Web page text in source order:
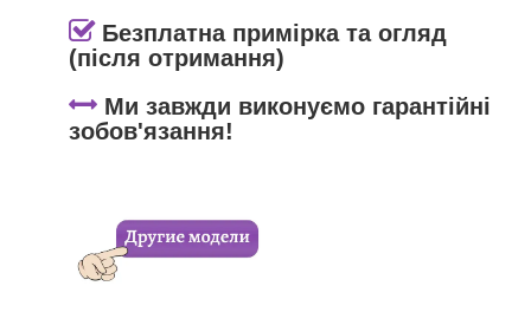
Безплатна примірка та огляд
(після отримання)
Ми завжди виконуємо гарантійні
зобов'язання!